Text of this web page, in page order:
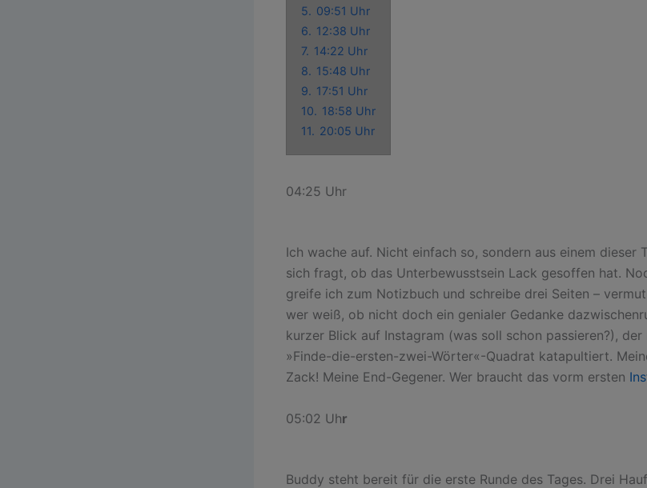
5. 09:51 Uhr
6. 12:38 Uhr
7. 14:22 Uhr
8. 15:48 Uhr
9. 17:51 Uhr
10. 18:58 Uhr
11. 20:05 Uhr
04:25 Uhr
Ich wache auf. Nicht einfach so, sondern aus einem dieser
sich fragt, ob das Unterbewusstsein Lack gesoffen hat.
greife ich zum Notizbuch und schreibe drei Seiten –
wer weiß, ob nicht doch ein genialer Gedanke
kurzer Blick auf Instagram (was soll schon passieren?),
»Finde-die-ersten-zwei-Wörter«-Quadrat katapultiert.
Zack! Meine End-Gegener. Wer braucht das vorm ersten
05:02 Uhr
Buddy steht bereit für die erste Runde des Tages. Drei